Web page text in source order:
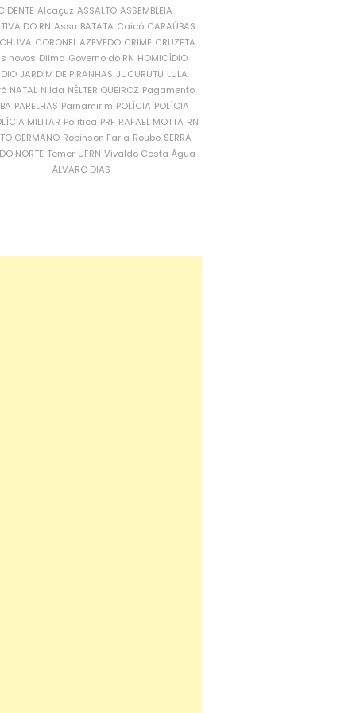
Alcaçuz ASSALTO ASSEMBLEIA
DO RN Assu BATATA Caicó CARAÚBAS
CORONEL AZEVEDO CRIME CRUZETA
novos Dilma Governo do RN HOMICÍDIO
JARDIM DE PIRANHAS JUCURUTU LULA
NATAL Nilda NÉLTER QUEIROZ Pagamento
PARELHAS Parnamirim POLÍCIA POLÍCIA
MILITAR Política PRF RAFAEL MOTTA RN
GERMANO Robinson Faria Roubo SERRA
NORTE Temer UFRN Vivaldo Costa Água
ÁLVARO DIAS